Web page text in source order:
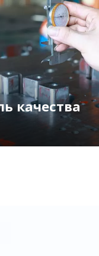
качества